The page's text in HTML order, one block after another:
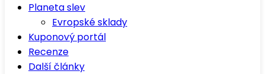
Planeta slev
Evropské sklady
Kuponový portál
Recenze
Další články